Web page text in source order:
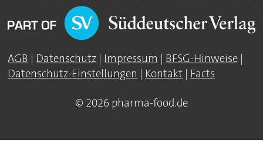
AGB | Datenschutz | Impressum | BFSG-Hinweise |
Datenschutz-Einstellungen | Kontakt | Facts
© 2026 pharma-food.de